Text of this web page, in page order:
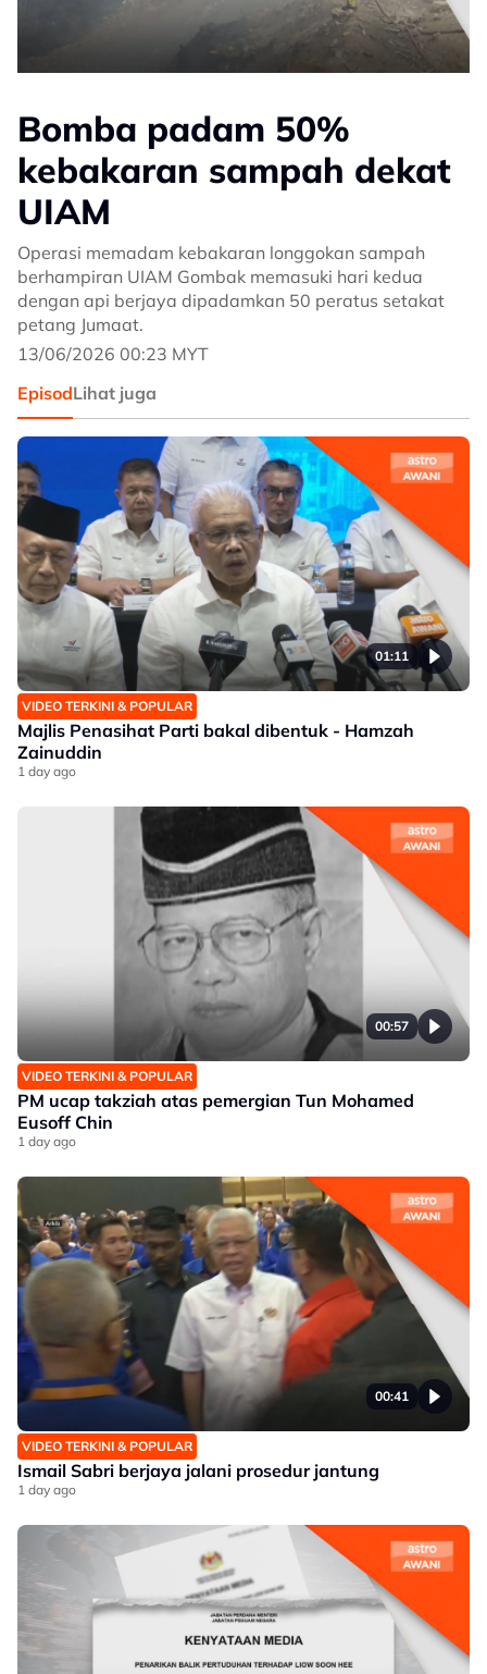
Bomba padam 50%
kebakaran sampah dekat
UIAM
Operasi memadam kebakaran longgokan sampah
berhampiran UIAM Gombak memasuki hari kedua
dengan api berjaya dipadamkan 50 peratus setakat
petang Jumaat.
13/06/2026 00:23 MYT
EpisodLihat juga
01:11
VIDEO TERKINI & POPULAR
Majlis Penasihat Parti bakal dibentuk - Hamzah
Zainuddin
1 day ago
00:57
VIDEO TERKINI & POPULAR
PM ucap takziah atas pemergian Tun Mohamed
Eusoff Chin
1 day ago
00:41
VIDEO TERKINI & POPULAR
Ismail Sabri berjaya jalani prosedur jantung
1 day ago